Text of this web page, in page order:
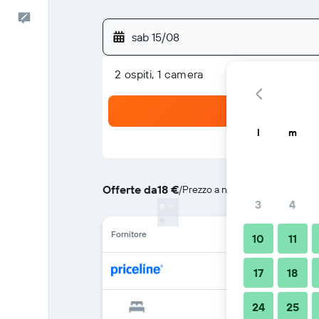
sab 15/08
2 ospiti, 1 camera
Offerte da18 €/Prezzo a notte più conveniente
Fornitore
l m
3 4
10 11
17 18
24 25